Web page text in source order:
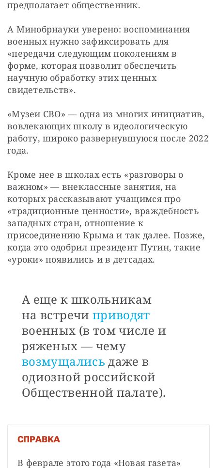
предполагает общественник.
А Минобрнауки уверено: воспоминания
военных нужно зафиксировать для
«передачи следующим поколениям в
форме, которая позволит обеспечить
научную обработку этих ценных
свидетельств».
«Музеи СВО» — одна из многих инициатив,
вовлекающих школу в идеологическую
работу, широко развернувшуюся после 2022
года.
Кроме нее в школах есть «разговоры о
важном» — внеклассные занятия, на
которых рассказывают учащимся про
«традиционные ценности», враждебность
западных стран, отношение к
присоединению Крыма и так далее. Позже,
когда это одобрил президент Путин, такие
«уроки» появились и в детсадах.
А еще к школьникам
на встречи приводят
военных (в том числе и
ряженых — чему
возмущались даже в
одиозной российской
Общественной палате).
СПРАВКА